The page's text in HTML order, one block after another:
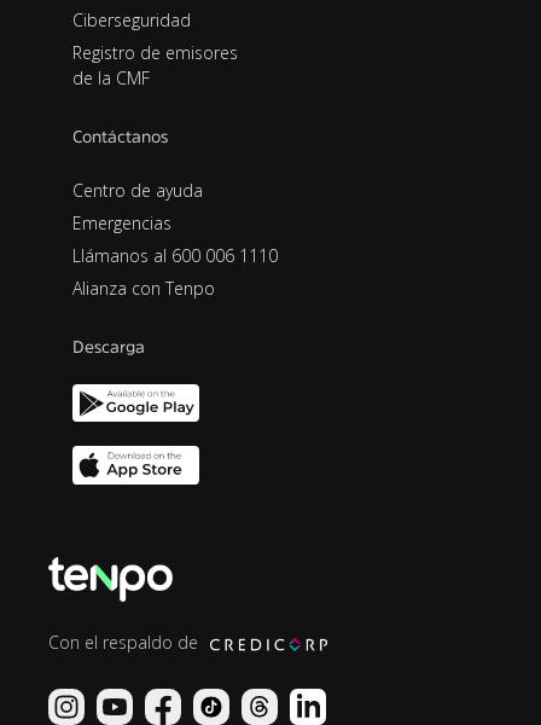
Ciberseguridad
Registro de emisores
de la CMF
Contáctanos
Centro de ayuda
Emergencias
Llámanos al 600 006 1110
Alianza con Tenpo
Descarga
Con el respaldo de